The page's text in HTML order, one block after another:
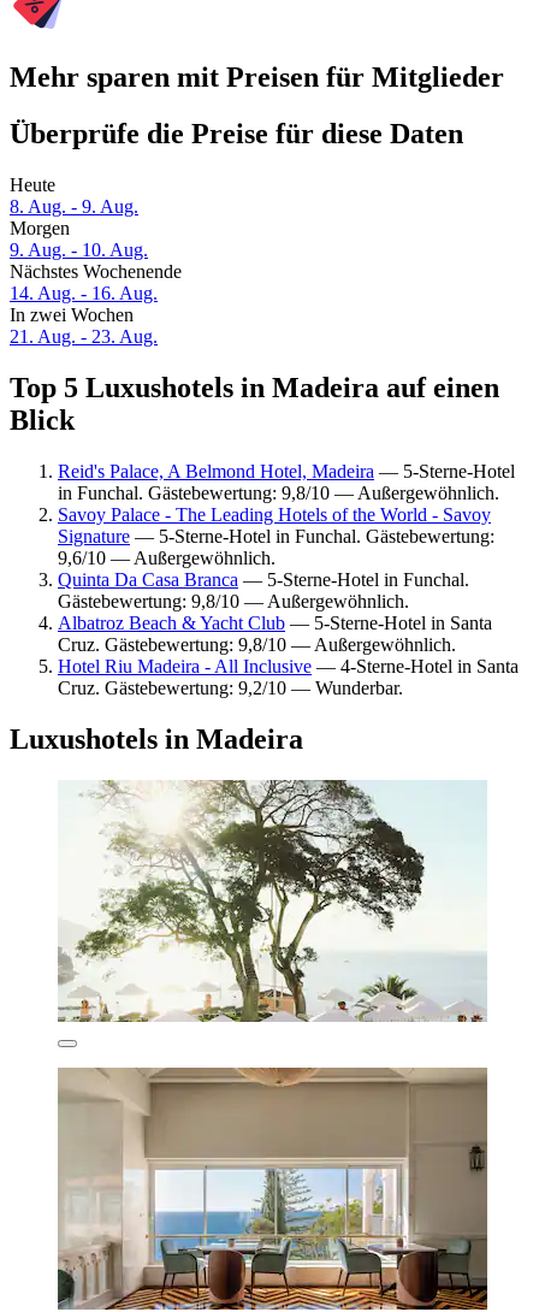
Mehr sparen mit Preisen für Mitglieder
Überprüfe die Preise für diese Daten
Heute
8. Aug. - 9. Aug.
Morgen
9. Aug. - 10. Aug.
Nächstes Wochenende
14. Aug. - 16. Aug.
In zwei Wochen
21. Aug. - 23. Aug.
Top 5 Luxushotels in Madeira auf einen
Blick
Reid's Palace, A Belmond Hotel, Madeira — 5-Sterne-Hotel
in Funchal. Gästebewertung: 9,8/10 — Außergewöhnlich.
Savoy Palace - The Leading Hotels of the World - Savoy
Signature — 5-Sterne-Hotel in Funchal. Gästebewertung:
9,6/10 — Außergewöhnlich.
Quinta Da Casa Branca — 5-Sterne-Hotel in Funchal.
Gästebewertung: 9,8/10 — Außergewöhnlich.
Albatroz Beach & Yacht Club — 5-Sterne-Hotel in Santa
Cruz. Gästebewertung: 9,8/10 — Außergewöhnlich.
Hotel Riu Madeira - All Inclusive — 4-Sterne-Hotel in Santa
Cruz. Gästebewertung: 9,2/10 — Wunderbar.
Luxushotels in Madeira